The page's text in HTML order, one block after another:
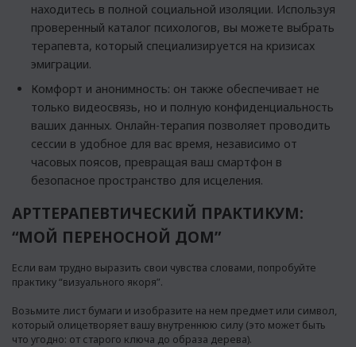
находитесь в полной социальной изоляции. Используя
проверенный каталог психологов, вы можете выбрать
терапевта, который специализируется на кризисах
эмиграции.
Комфорт и анонимность: он также обеспечивает не
только видеосвязь, но и полную конфиденциальность
ваших данных. Онлайн-терапия позволяет проводить
сессии в удобное для вас время, независимо от
часовых поясов, превращая ваш смартфон в
безопасное пространство для исцеления.
АРТТЕРАПЕВТИЧЕСКИЙ ПРАКТИКУМ:
“МОЙ ПЕРЕНОСНОЙ ДОМ”
Если вам трудно выразить свои чувства словами, попробуйте
практику “визуального якоря”.
Возьмите лист бумаги и изобразите на нем предмет или символ,
который олицетворяет вашу внутреннюю силу (это может быть
что угодно: от старого ключа до образа дерева).